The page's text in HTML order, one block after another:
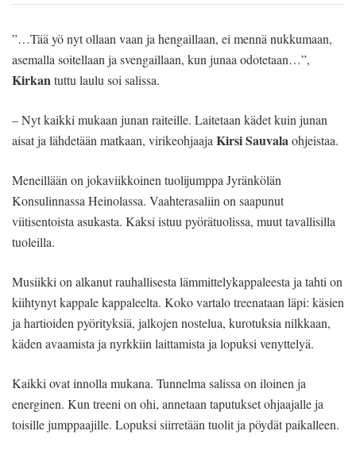
”…Tää yö nyt ollaan vaan ja hengaillaan, ei mennä nukkumaan,
asemalla soitellaan ja svengaillaan, kun junaa odotetaan…”,
Kirkantuttu laulu soi salissa.
– Nyt kaikki mukaan junan raiteille. Laitetaan kädet kuin junan
aisat ja lähdetään matkaan, virikeohjaaja Kirsi Sauvalaohjeistaa.
Meneillään on jokaviikkoinen tuolijumppa Jyränkölän
Konsulinnassa Heinolassa. Vaahterasaliin on saapunut
viitisentoista asukasta. Kaksi istuu pyörätuolissa, muut tavallisilla
tuoleilla.
Musiikki on alkanut rauhallisesta lämmittelykappaleesta ja tahti on
kiihtynyt kappale kappaleelta. Koko vartalo treenataan läpi: käsien
ja hartioiden pyörityksiä, jalkojen nostelua, kurotuksia nilkkaan,
käden avaamista ja nyrkkiin laittamista ja lopuksi venyttelyä.
Kaikki ovat innolla mukana. Tunnelma salissa on iloinen ja
energinen. Kun treeni on ohi, annetaan taputukset ohjaajalle ja
toisille jumppaajille. Lopuksi siirretään tuolit ja pöydät paikalleen.